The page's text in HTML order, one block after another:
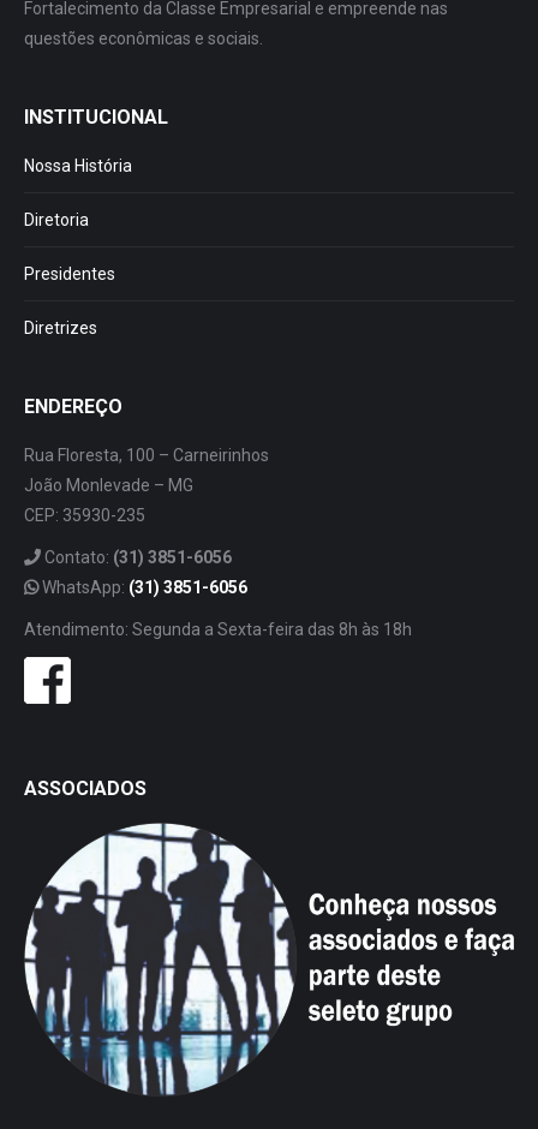
Fortalecimento da Classe Empresarial e empreende nas
questões econômicas e sociais.
INSTITUCIONAL
Nossa História
Diretoria
Presidentes
Diretrizes
ENDEREÇO
Rua Floresta, 100 – Carneirinhos
João Monlevade – MG
CEP: 35930-235
Contato: (31) 3851-6056
WhatsApp: (31) 3851-6056
Atendimento: Segunda a Sexta-feira das 8h às 18h
ASSOCIADOS